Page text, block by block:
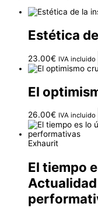
Estética
23.00€ IVA incluido
El
26.00€ IVA incluido
Exhaurit
El tiempo